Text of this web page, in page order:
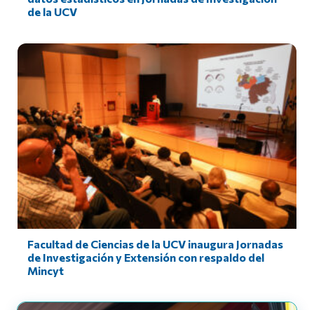
de la UCV
Facultad de Ciencias de la UCV inaugura Jornadas
de Investigación y Extensión con respaldo del
Mincyt